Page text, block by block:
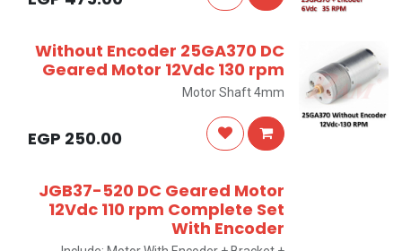
Without Encoder 25GA370 DC
Geared Motor 12Vdc 130 rpm
Motor Shaft 4mm
250.00
JGB37-520 DC Geared Motor
12Vdc 110 rpm Complete Set
With Encoder